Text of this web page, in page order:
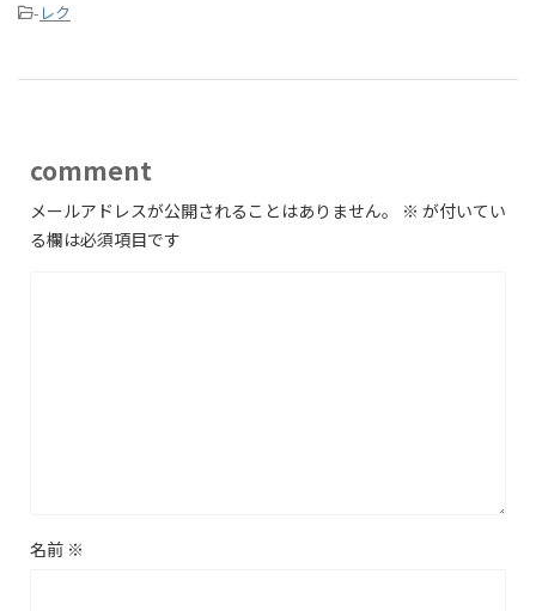
- レク
comment
メールアドレスが公開されることはありません。 ※ が付いてい
る欄は必須項目です
名前 ※